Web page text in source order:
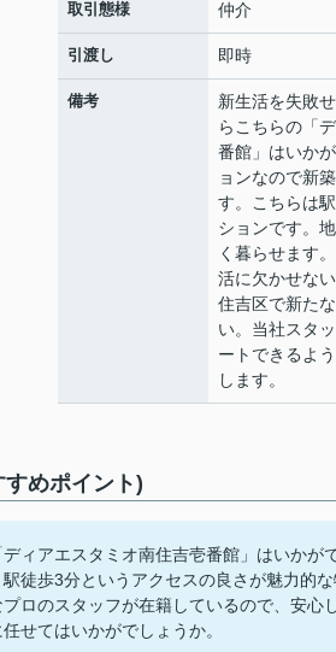
取引態様 仲介
引渡し 即時
備考
新生活を失敗
らこちらの「
番館」はいか
ョンなので新
す。こちらは
ションです。
く暮らせます
活に欠かせな
住吉区で新た
い。当社スタ
ートできるよ
します。
めポイント)
ィアエスタミオ南住吉壱番館」はいかが
徒歩3分というアクセスの良さが魅力的
ロのスタッフが在籍しているので、安心
せてはいかがでしょうか。